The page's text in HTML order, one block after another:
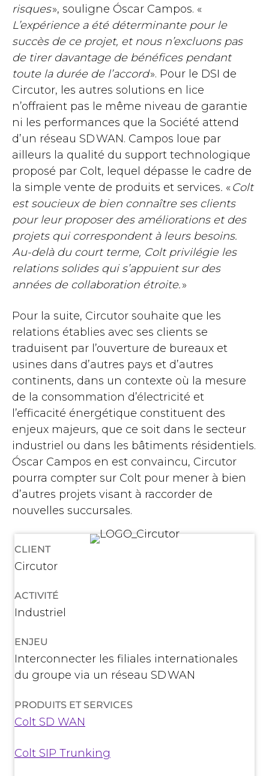
risques», souligne Óscar Campos. «
L’expérience a été déterminante pour le
succès de ce projet, et nous n’excluons pas
de tirer davantage de bénéfices pendant
toute la durée de l’accord». Pour le DSI de
Circutor, les autres solutions en lice
n’offraient pas le même niveau de garantie
ni les performances que la Société attend
d’un réseau SD WAN. Campos loue par
ailleurs la qualité du support technologique
proposé par Colt, lequel dépasse le cadre de
la simple vente de produits et services. «Colt
est soucieux de bien connaître ses clients
pour leur proposer des améliorations et des
projets qui correspondent à leurs besoins.
Au-delà du court terme, Colt privilégie les
relations solides qui s’appuient sur des
années de collaboration étroite.»
Pour la suite, Circutor souhaite que les
relations établies avec ses clients se
traduisent par l’ouverture de bureaux et
usines dans d’autres pays et d’autres
continents, dans un contexte où la mesure
de la consommation d’électricité et
l’efficacité énergétique constituent des
enjeux majeurs, que ce soit dans le secteur
industriel ou dans les bâtiments résidentiels.
Óscar Campos en est convaincu, Circutor
pourra compter sur Colt pour mener à bien
d’autres projets visant à raccorder de
nouvelles succursales.
CLIENT
Circutor
ACTIVITÉ
Industriel
ENJEU
Interconnecter les filiales internationales
du groupe via un réseau SD WAN
PRODUITS ET SERVICES
Colt SD WAN
Colt SIP Trunking